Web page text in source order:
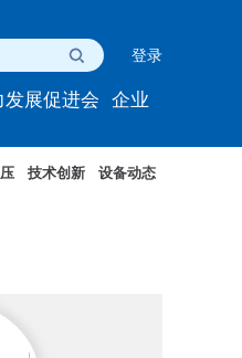
登录
发展促进会 企业
技术创新 设备动态